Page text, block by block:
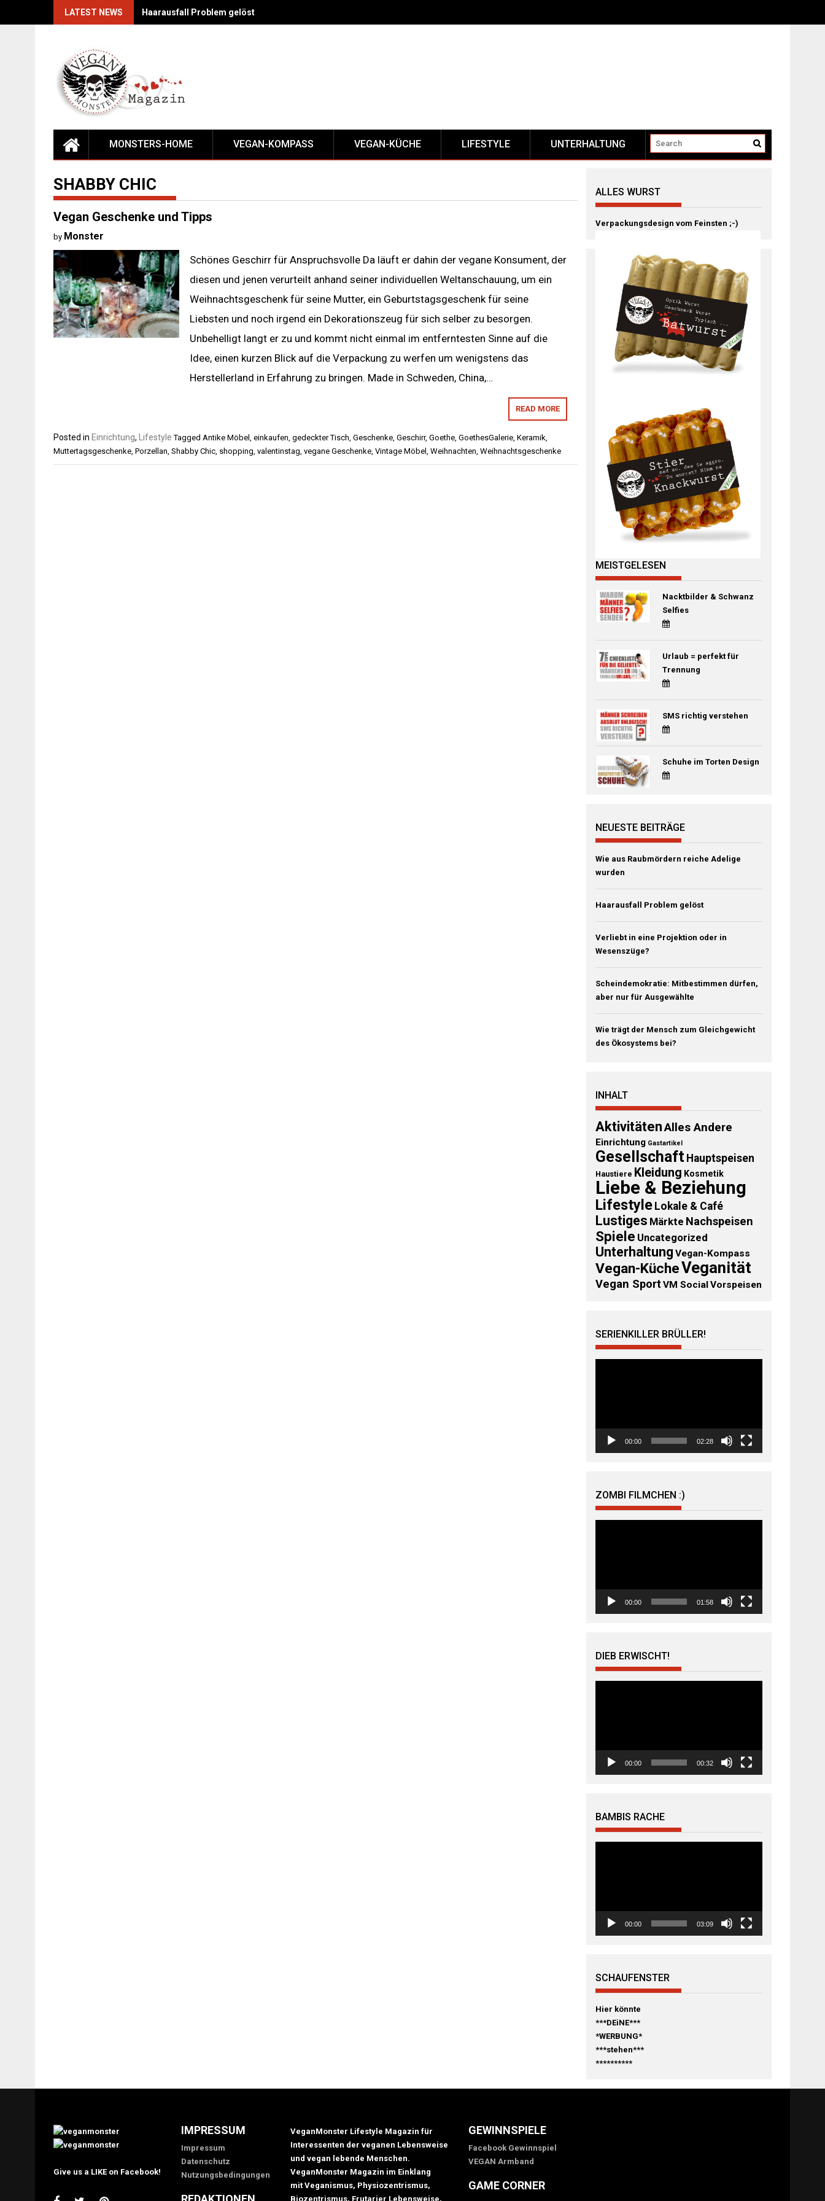
LATEST NEWS Haarausfall Problem gelöst
MONSTERS-HOME VEGAN-KOMPASS VEGAN-KÜCHE LIFESTYLE UNTERHALTUNG
SHABBY CHIC
Vegan Geschenke und Tipps
by Monster
Schönes Geschirr für Anspruchsvolle Da läuft er dahin der vegane Konsument, der
diesen und jenen verurteilt anhand seiner individuellen Weltanschauung, um ein
Weihnachtsgeschenk für seine Mutter, ein Geburtstagsgeschenk für seine
Liebsten und noch irgend ein Dekorationszeug für sich selber zu besorgen.
Unbehelligt langt er zu und kommt nicht einmal im entferntesten Sinne auf die
Idee, einen kurzen Blick auf die Verpackung zu werfen um wenigstens das
Herstellerland in Erfahrung zu bringen. Made in Schweden, China,…
READ MORE
Posted in Einrichtung, Lifestyle Tagged Antike Möbel , einkaufen, gedeckter Tisch, Geschenke, Geschirr, Goethe, GoethesGalerie, Keramik,
Muttertagsgeschenke, Porzellan, Shabby Chic, shopping, valentinstag, vegane Geschenke, Vintage Möbel , Weihnachten, Weihnachtsgeschenke
ALLES WURST
Verpackungsdesign vom Feinsten ;-)
MEISTGELESEN
Nacktbilder & Schwanz
Selfies
Urlaub = perfekt für
Trennung
SMS richtig verstehen
Schuhe im Torten Design
NEUESTE BEITRÄGE
Wie aus Raubmördern reiche Adelige
wurden
Haarausfall Problem gelöst
Verliebt in eine Projektion oder in
Wesenszüge?
Scheindemokratie: Mitbestimmen dürfen,
aber nur für Ausgewählte
Wie trägt der Mensch zum Gleichgewicht
des Ökosystems bei?
INHALT
AktivitätenAlles Andere
Einrichtung Gastartikel
Gesellschaft Hauptspeisen
Haustiere Kleidung Kosmetik
Liebe & Beziehung
Lifestyle Lokale & Café
Lustiges Märkte Nachspeisen
Spiele Uncategorized
Unterhaltung Vegan-Kompass
Vegan-KücheVeganität
Vegan SportVM SocialVorspeisen
SERIENKILLER BRÜLLER!
00:00 02:28
ZOMBI FILMCHEN :)
00:00 01:58
DIEB ERWISCHT!
00:00 00:32
BAMBIS RACHE
00:00 03:09
SCHAUFENSTER
Hier könnte
***DEiNE***
*WERBUNG*
***stehen***
**********
Give us a LIKE on Facebook!
IMPRESSUM
Impressum
Datenschutz
Nutzungsbedingungen
VeganMonster Lifestyle Magazin für
Interessenten der veganen Lebensweise
und vegan lebende Menschen.
VeganMonster Magazin im Einklang
mit Veganismus, Physiozentrismus,
Biozentrismus, Frutarier Lebensweise,
GEWINNSPIELE
Facebook Gewinnspiel
VEGAN Armband
GAME CORNER